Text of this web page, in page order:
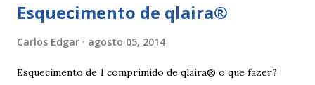
Esquecimento de qlaira®
Carlos Edgar agosto 05, 2014
Esquecimento de 1 comprimido de qlaira® o que fazer?